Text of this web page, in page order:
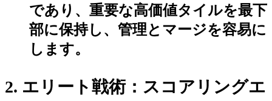
であり、重要な高価値タイルを最下
部に保持し、管理とマージを容易に
します。
2. エリート戦術：スコアリングエ